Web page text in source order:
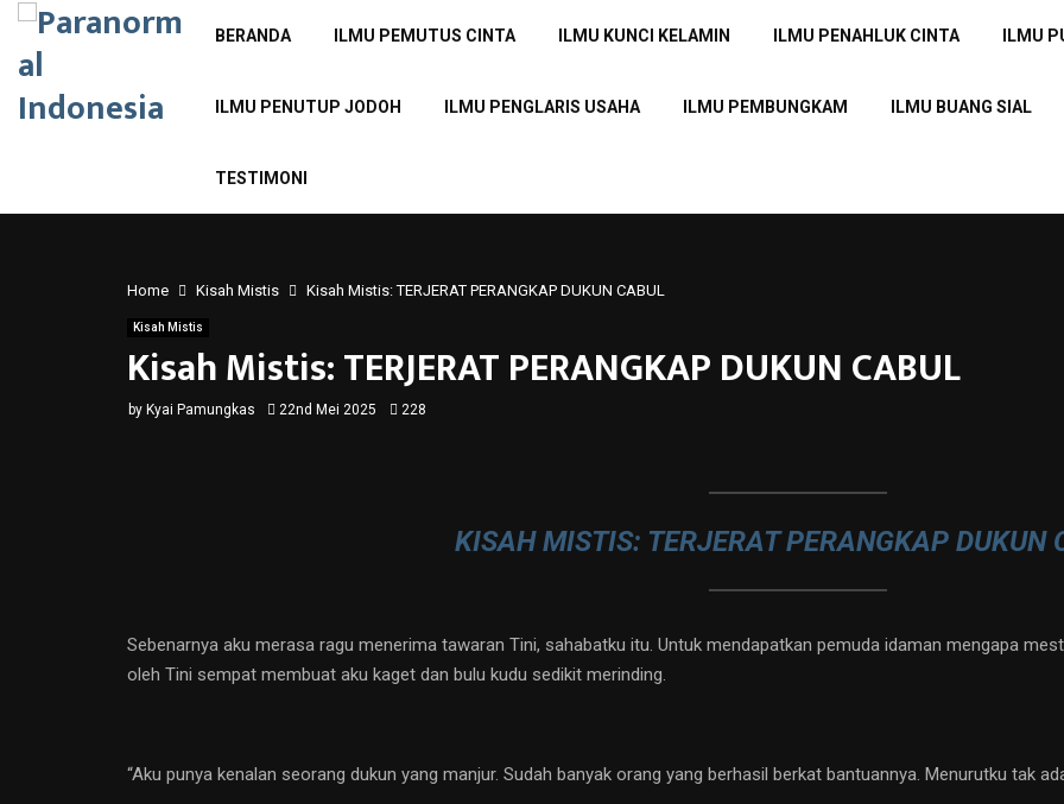
BERANDA ILMU PEMUTUS CINTA ILMU KUNCI KELAMIN ILMU PENAHLUK CINTA ILMU
ILMU PENUTUP JODOH ILMU PENGLARIS USAHA ILMU PEMBUNGKAM ILMU BUANG SIAL
TESTIMONI
Home Kisah Mistis Kisah Mistis: TERJERAT PERANGKAP DUKUN CABUL
Kisah Mistis
Kisah Mistis: TERJERAT PERANGKAP DUKUN CABUL
by Kyai Pamungkas 22nd Mei 2025 228
KISAH MISTIS: TERJERAT PERANGKAP DUKUN
Sebenarnya aku merasa ragu menerima tawaran Tini, sahabatku itu. Untuk mendapatkan pemuda idaman mengapa
oleh Tini sempat membuat aku kaget dan bulu kudu sedikit merinding.
“Aku punya kenalan seorang dukun yang manjur. Sudah banyak orang yang berhasil berkat bantuannya. Menurutku tak